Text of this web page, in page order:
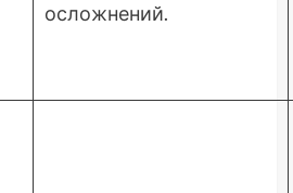
осложнений.